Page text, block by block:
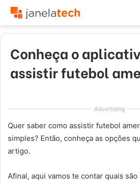
Conheça o
assistir futebol
Advertising
Quer saber como assistir futebol
simples? Então, conheça as opções
artigo.
Afinal, aqui vamos te contar quais